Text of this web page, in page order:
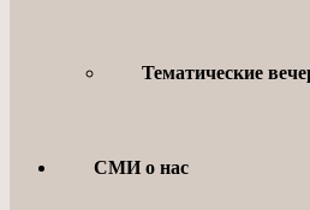
Тематические
СМИ о нас